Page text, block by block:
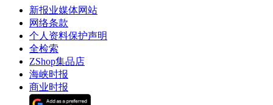
新报业媒体网站
网络条款
个人资料保护声明
全检索
ZShop集品店
海峡时报
商业时报